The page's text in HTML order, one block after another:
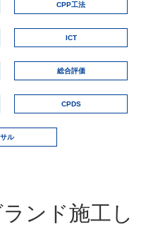
CPP工法
ICT
総合評価
CPDS
ル
ンド施工し